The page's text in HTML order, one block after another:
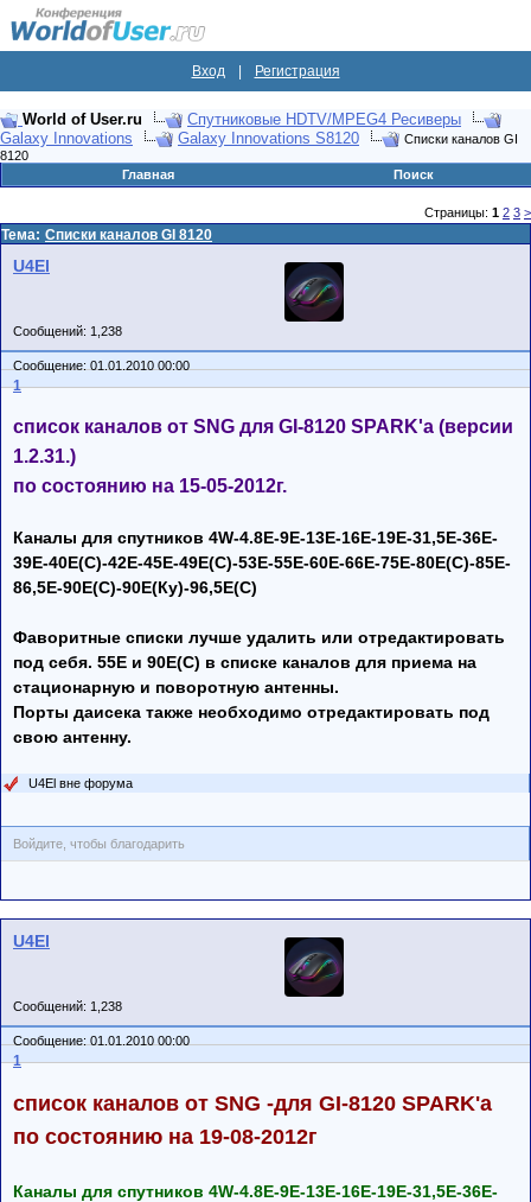
Вход Регистрация
World of User.ru
Спутниковые HDTV/MPEG4 Ресиверы
Galaxy Innovations
Galaxy Innovations S8120
Списки каналов GI
8120
Главная
Поиск
Страницы: 1 2 3 >
Тема: Списки каналов GI 8120
U4El
Сообщений: 1,238
Сообщение: 01.01.2010 00:00
1
список каналов от SNG для GI-8120 SPARK'a (версии
1.2.31.)
по состоянию на 15-05-2012г.
Каналы для спутников 4W-4.8E-9E-13E-16Е-19Е-31,5E-36E-
39Е-40Е(С)-42Е-45Е-49Е(С)-53E-55Е-60Е-66Е-75E-80Е(С)-85E-
86,5Е-90E(С)-90Е(Ку)-96,5Е(С)
Фаворитные списки лучше удалить или отредактировать
под себя. 55Е и 90Е(С) в списке каналов для приема на
стационарную и поворотную антенны.
Порты дaисека также необходимо отредактировать под
свою антенну.
U4El вне форума
Войдите, чтобы благодарить
U4El
Сообщений: 1,238
Сообщение: 01.01.2010 00:00
1
список каналов от SNG -для GI-8120 SPARK'a
по состоянию на 19-08-2012г
Каналы для спутников 4W-4.8E-9Е-13E-16Е-19Е-31,5E-36E-